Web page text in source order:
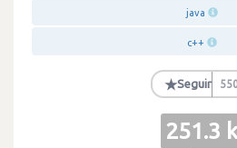
java
c++
★Seguir
251.3 k